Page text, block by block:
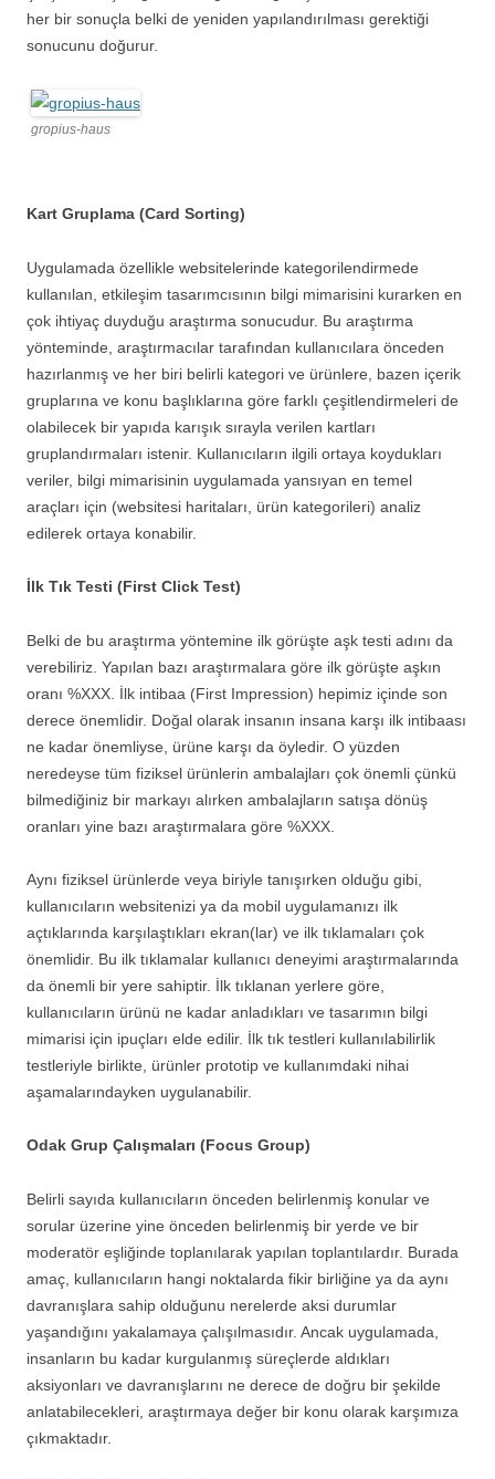
her bir sonuçla belki de yeniden yapılandırılması gerektiği
sonucunu doğurur.
gropius-haus
Kart Gruplama (Card Sorting)
Uygulamada özellikle websitelerinde kategorilendirmede
kullanılan, etkileşim tasarımcısının bilgi mimarisini kurarken en
çok ihtiyaç duyduğu araştırma sonucudur. Bu araştırma
yönteminde, araştırmacılar tarafından kullanıcılara önceden
hazırlanmış ve her biri belirli kategori ve ürünlere, bazen içerik
gruplarına ve konu başlıklarına göre farklı çeşitlendirmeleri de
olabilecek bir yapıda karışık sırayla verilen kartları
gruplandırmaları istenir. Kullanıcıların ilgili ortaya koydukları
veriler, bilgi mimarisinin uygulamada yansıyan en temel
araçları için (websitesi haritaları, ürün kategorileri) analiz
edilerek ortaya konabilir.
İlk Tık Testi (First Click Test)
Belki de bu araştırma yöntemine ilk görüşte aşk testi adını da
verebiliriz. Yapılan bazı araştırmalara göre ilk görüşte aşkın
oranı %XXX. İlk intibaa (First Impression) hepimiz içinde son
derece önemlidir. Doğal olarak insanın insana karşı ilk intibaası
ne kadar önemliyse, ürüne karşı da öyledir. O yüzden
neredeyse tüm fiziksel ürünlerin ambalajları çok önemli çünkü
bilmediğiniz bir markayı alırken ambalajların satışa dönüş
oranları yine bazı araştırmalara göre %XXX.
Aynı fiziksel ürünlerde veya biriyle tanışırken olduğu gibi,
kullanıcıların websitenizi ya da mobil uygulamanızı ilk
açtıklarında karşılaştıkları ekran(lar) ve ilk tıklamaları çok
önemlidir. Bu ilk tıklamalar kullanıcı deneyimi araştırmalarında
da önemli bir yere sahiptir. İlk tıklanan yerlere göre,
kullanıcıların ürünü ne kadar anladıkları ve tasarımın bilgi
mimarisi için ipuçları elde edilir. İlk tık testleri kullanılabilirlik
testleriyle birlikte, ürünler prototip ve kullanımdaki nihai
aşamalarındayken uygulanabilir.
Odak Grup Çalışmaları (Focus Group)
Belirli sayıda kullanıcıların önceden belirlenmiş konular ve
sorular üzerine yine önceden belirlenmiş bir yerde ve bir
moderatör eşliğinde toplanılarak yapılan toplantılardır. Burada
amaç, kullanıcıların hangi noktalarda fikir birliğine ya da aynı
davranışlara sahip olduğunu nerelerde aksi durumlar
yaşandığını yakalamaya çalışılmasıdır. Ancak uygulamada,
insanların bu kadar kurgulanmış süreçlerde aldıkları
aksiyonları ve davranışlarını ne derece de doğru bir şekilde
anlatabilecekleri, araştırmaya değer bir konu olarak karşımıza
çıkmaktadır.